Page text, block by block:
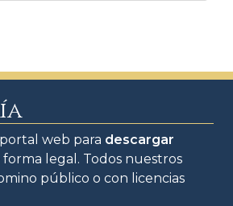
web para descargar
forma legal. Todos nuestros
público o con licencias